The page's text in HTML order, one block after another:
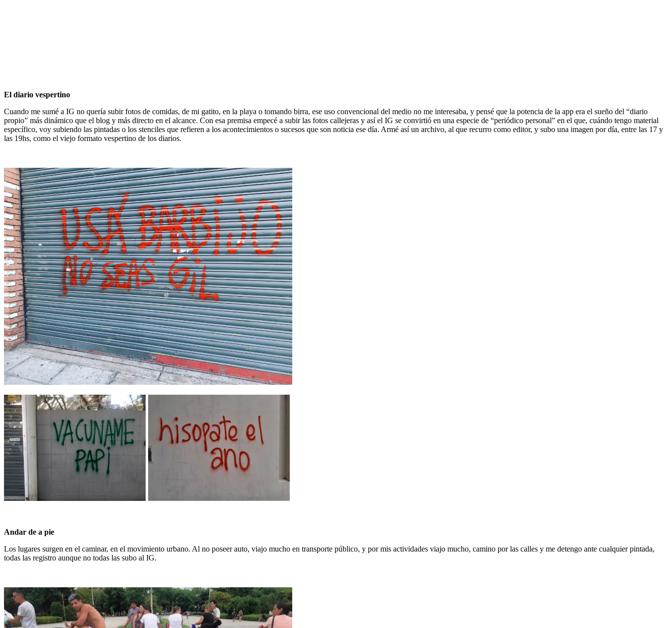
El diario vespertino
Cuando me sumé a IG no quería subir fotos de comidas, de mi gatito, en la playa o tomando birra, ese uso convencional del medio no me interesaba, y pensé que la potencia de la app era el sueño del “diario
propio” más dinámico que el blog y más directo en el alcance. Con esa premisa empecé a subir las fotos callejeras y así el IG se convirtió en una especie de “periódico personal” en el que, cuándo tengo material
específico, voy subiendo las pintadas o los stenciles que refieren a los acontecimientos o sucesos que son noticia ese día. Armé así un archivo, al que recurro como editor, y subo una imagen por día, entre las 17 y
las 19hs, como el viejo formato vespertino de los diarios.
Andar de a pie
Los lugares surgen en el caminar, en el movimiento urbano. Al no poseer auto, viajo mucho en transporte público, y por mis actividades viajo mucho, camino por las calles y me detengo ante cualquier pintada,
todas las registro aunque no todas las subo al IG.